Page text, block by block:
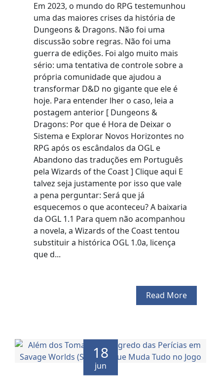
Em 2023, o mundo do RPG testemunhou
uma das maiores crises da história de
Dungeons & Dragons. Não foi uma
discussão sobre regras. Não foi uma
guerra de edições. Foi algo muito mais
sério: uma tentativa de controle sobre a
própria comunidade que ajudou a
transformar D&D no gigante que ele é
hoje. Para entender lher o caso, leia a
postagem anterior [ Dungeons &
Dragons: Por que é Hora de Deixar o
Sistema e Explorar Novos Horizontes no
RPG após os escândalos da OGL e
Abandono das traduções em Português
pela Wizards of the Coast ] Clique aqui E
talvez seja justamente por isso que vale
a pena perguntar: Será que já
esquecemos o que aconteceu? A baixaria
da OGL 1.1 Para quem não acompanhou
a novela, a Wizards of the Coast tentou
substituir a histórica OGL 1.0a, licença
que d...
Read More
18
jun